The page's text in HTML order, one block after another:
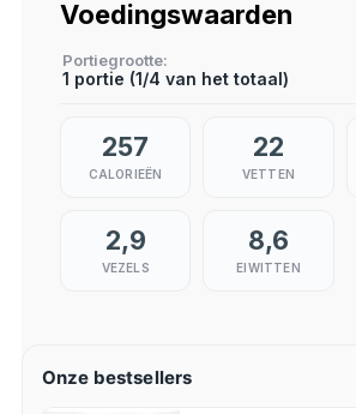
Voedingswaarden
Portiegrootte
1 portie (1/4 van het totaal)
257
CALORIEËN
22
VETTEN
2,9
VEZELS
8,6
EIWITTEN
Onze bestsellers